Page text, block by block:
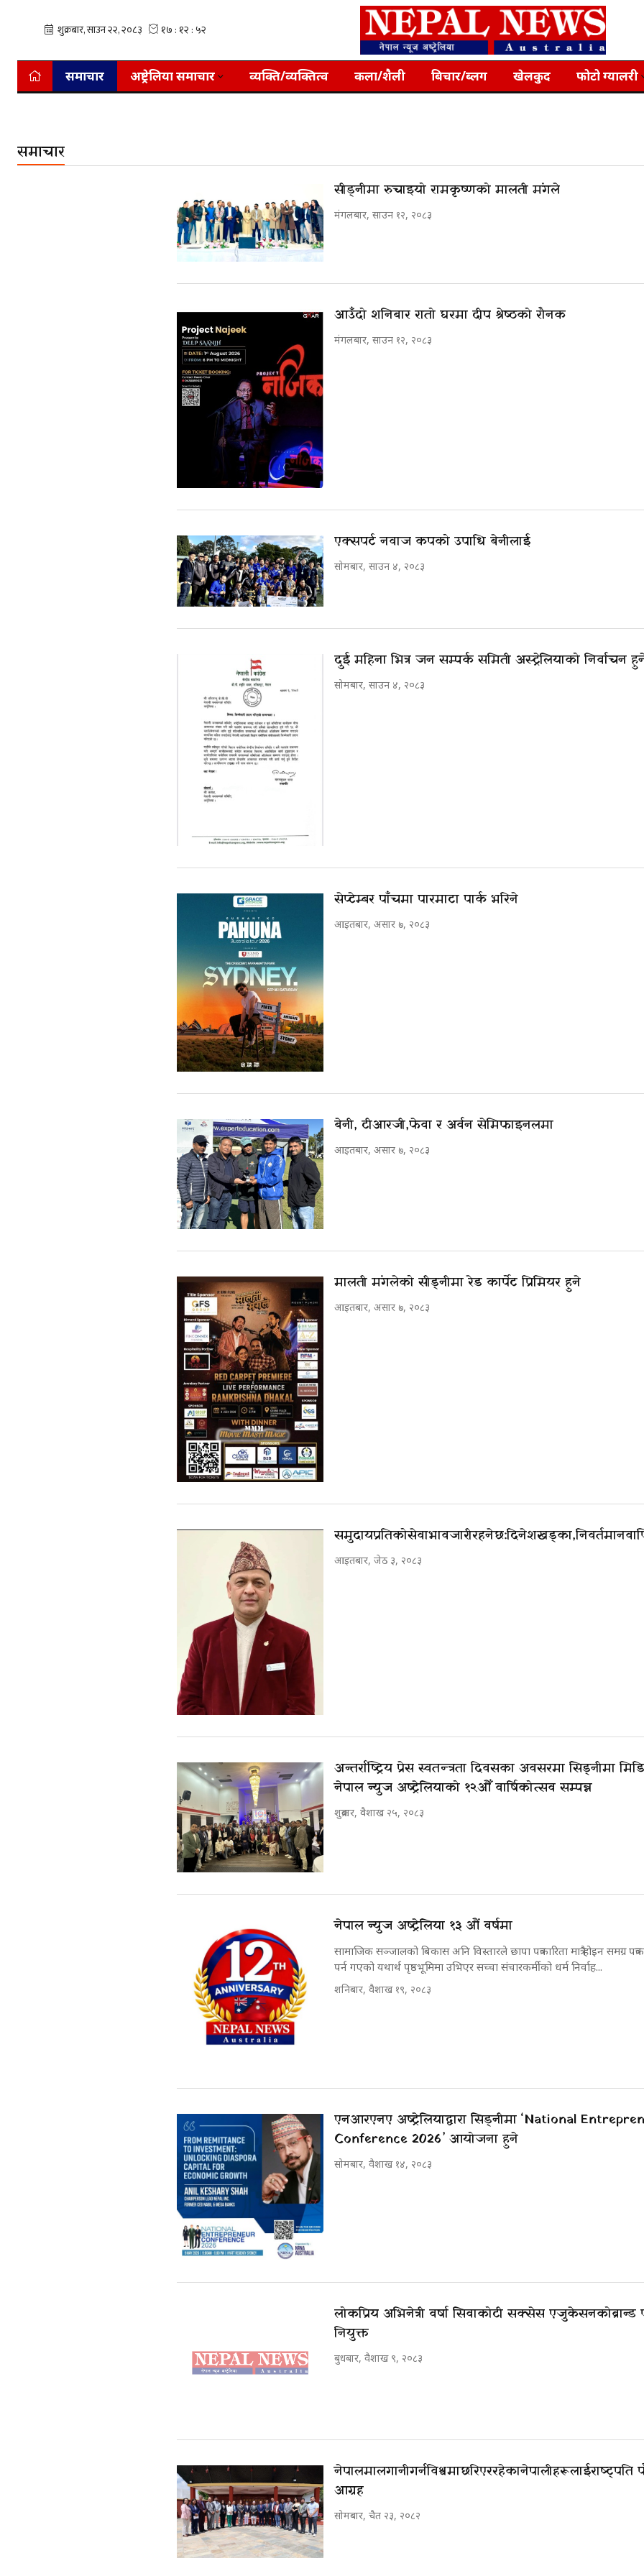
समाचार अष्ट्रेलिया समाचार व्यक्ति/व्यक्तित्व कला/शैली बिचार/ब्लग खेलकुद फोटो ग्यालरी
समाचार
सीड्नीमा रुचाइयो रामकृष्णको मालती मंगले
मंगलबार, साउन १२, २०८३
आउँदो शनिबार रातो घरमा दीप श्रेष्ठको रौनक
मंगलबार, साउन १२, २०८३
एक्सपर्ट नवाज कपको उपाधि बेनीलाई
सोमबार, साउन ४, २०८३
दुई महिना भित्र जन सम्पर्क समिती अस्ट्रेलियाको निर्वाचन
सोमबार, साउन ४, २०८३
सेप्टेम्बर पाँचमा पारमाटा पार्क भरिने
आइतबार, असार ७, २०८३
बेनी, टीआरजी,फेवा र अर्वन सेमिफाइनलमा
आइतबार, असार ७, २०८३
मालती मंगलेको सीड्नीमा रेड कार्पेट प्रिमियर हुने
आइतबार, असार ७, २०८३
समुदायप्रतिको सेवाभाव जारी रहनेछ: दिनेश खड्का, निवर्तमान
आइतबार, जेठ ३, २०८३
अन्तर्राष्ट्रिय प्रेस स्वतन्त्रता दिवसका अवसरमा सिड्नीमा
नेपाल न्युज अष्ट्रेलियाको १२औँ वार्षिकोत्सव सम्पन्न
शुक्रबार, वैशाख २५, २०८३
नेपाल न्युज अष्ट्रेलिया १३ औं वर्षमा
सामाजिक सञ्जालको बिकास अनि विस्तारले छापा पत्रकारिता मात्रै होइन समग्र
पर्न गएको यथार्थ पृष्ठभूमिमा उभिएर सच्चा संचारकर्मीको धर्म निर्वाह...
शनिबार, वैशाख १९, २०८३
एनआरएनए अष्ट्रेलियाद्वारा सिड्नीमा ‘National
Conference 2026’ आयोजना हुने
सोमबार, वैशाख १४, २०८३
लोकप्रिय अभिनेत्री वर्षा सिवाकोटी सक्सेस एजुकेसनको ब्रान्ड
नियुक्त
बुधबार, वैशाख ९, २०८३
नेपालमा लगानी गर्न विश्वमा छरिएर रहेका नेपालीहरूलाई
आग्रह
सोमबार, चैत २३, २०८२